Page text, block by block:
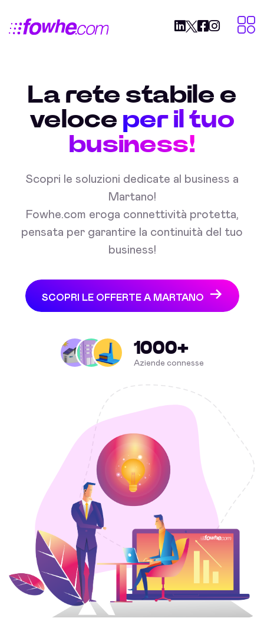
La rete stabile e
veloce per il tuo
business!
Scopri le soluzioni dedicate al business a
Martano!
Fowhe.com eroga connettività protetta,
pensata per garantire la continuità del tuo
business!
SCOPRI LE OFFERTE A MARTANO
1000+
Aziende connesse